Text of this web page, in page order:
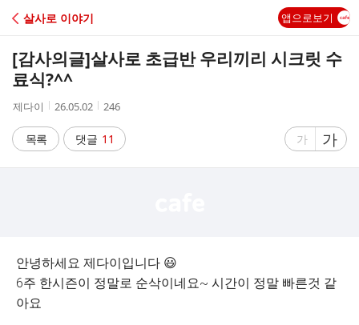
C
A
살사로 이야기 앱으로보기
[감사의글]살사로 초급반 우리끼리 시크릿 수
료식?^^
작
자
제다이
작
시
간
26.05.02
조
수
246
목록 댓글 11
글
가
글
자
가
안녕하세요 제다이입니다 😃
6주 한시즌이 정말로 순삭이네요~ 시간이 정말 빠른것 같
아요